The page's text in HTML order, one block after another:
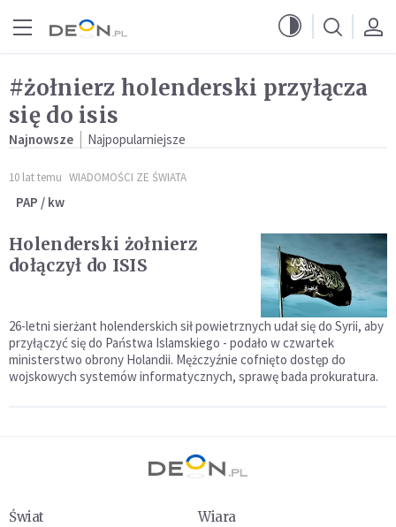
#żołnierz holenderski przyłącza
się do isis
Najnowsze Najpopularniejsze
10 lat temu WIADOMOŚCI ZE ŚWIATA
PAP / kw
Holenderski żołnierz
dołączył do ISIS
26-letni sierżant holenderskich sił powietrznych udał się do Syrii, aby
przyłączyć się do Państwa Islamskiego - podało w czwartek
ministerstwo obrony Holandii. Mężczyźnie cofnięto dostęp do
wojskowych systemów informatycznych, sprawę bada prokuratura.
Świat
Wiara